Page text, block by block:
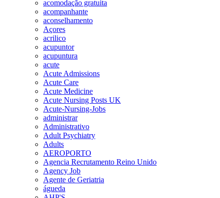
acomodação gratuita
acompanhante
aconselhamento
Açores
acrilico
acupuntor
acupuntura
acute
Acute Admissions
Acute Care
Acute Medicine
Acute Nursing Posts UK
Acute-Nursing-Jobs
administrar
Administrativo
Adult Psychiatry
Adults
AEROPORTO
Agencia Recrutamento Reino Unido
Agency Job
Agente de Geriatria
águeda